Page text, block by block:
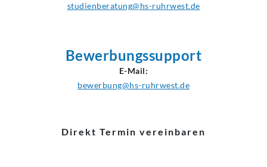
studienberatung@hs-ruhrwest.de
Bewerbungssupport
E-Mail:
bewerbung@hs-ruhrwest.de
Direkt Termin vereinbaren